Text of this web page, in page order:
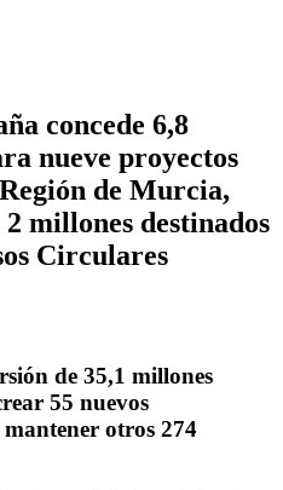
concede 6,8
nueve proyectos
de Murcia,
millones destinados
Circulares
de 35,1 millones
55 nuevos
otros 274